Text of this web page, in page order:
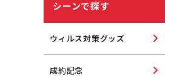
シーンで探す
ウィルス対策グッズ
成約記念